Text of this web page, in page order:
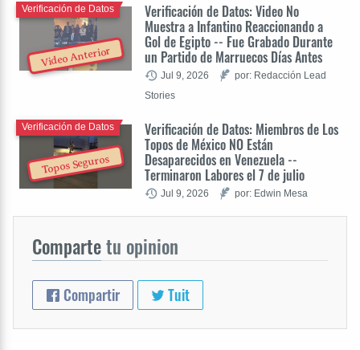
Video Anterior
Verificación de Datos: Video No
Muestra a Infantino Reaccionando a
Gol de Egipto -- Fue Grabado Durante
un Partido de Marruecos Días Antes
Verificación de Datos
Jul 9, 2026
por: Redacción Lead
Stories
Topos Seguros
Verificación de Datos: Miembros de Los
Topos de México NO Están
Desaparecidos en Venezuela --
Terminaron Labores el 7 de julio
Verificación de Datos
Jul 9, 2026 por: Edwin Mesa
Compartetu opinion
Compartir Tuit